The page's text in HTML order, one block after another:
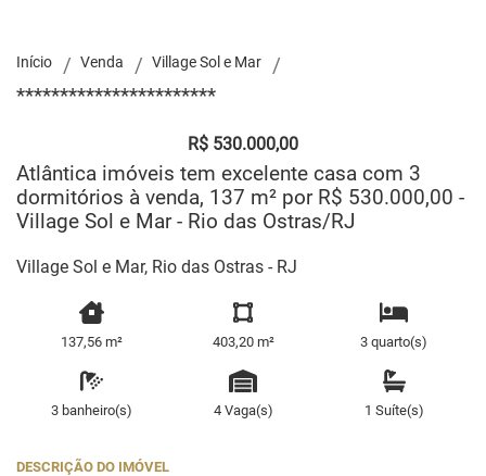
Início Venda Village Sol e Mar
***********************
R$ 530.000,00
Atlântica imóveis tem excelente casa com 3
dormitórios à venda, 137 m² por R$ 530.000,00 -
Village Sol e Mar - Rio das Ostras/RJ
Village Sol e Mar, Rio das Ostras - RJ
137,56 m² 403,20 m² 3 quarto(s)
3 banheiro(s) 4 Vaga(s) 1 Suíte(s)
DESCRIÇÃO DO IMÓVEL